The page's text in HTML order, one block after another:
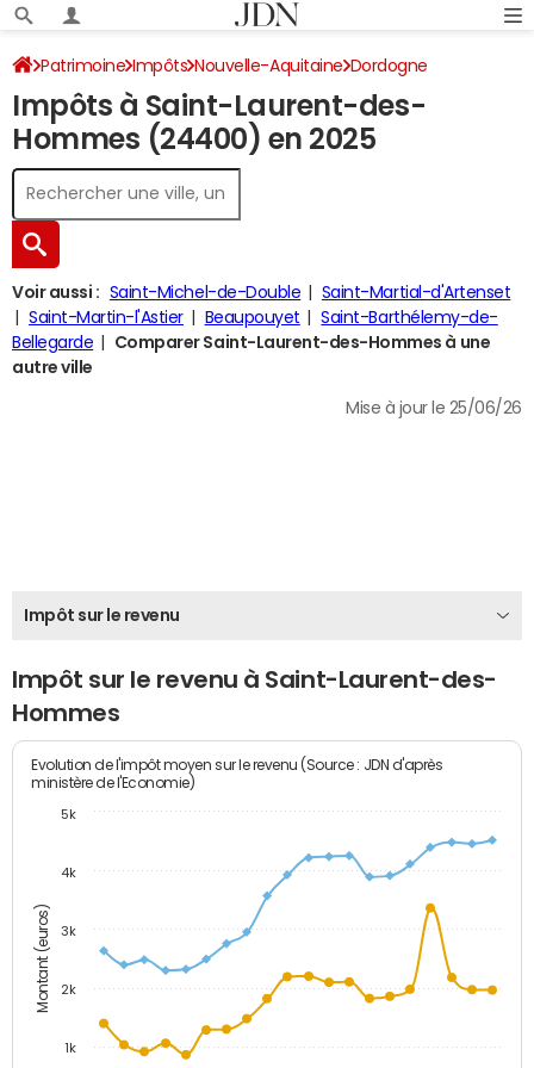
Patrimoine Impôts Nouvelle-Aquitaine Dordogne
Saint-Laurent-des-Hommes Impôt sur le revenu
Impôts à Saint-Laurent-des-
Hommes (24400) en 2025
Voir aussi : Saint-Michel-de-Double
Saint-Martial-d'Artenset
Saint-Martin-l'Astier
Beaupouyet
Saint-Barthélemy-de-
Bellegarde
Comparer Saint-Laurent-des-Hommes à une
autre ville
Mise à jour le 25/06/26
Impôt sur le revenu
Impôt sur le revenu à Saint-Laurent-des-
Hommes
Montant (euros)
Evolution de l'impôt moyen sur le revenu (Source : JDN d'après
ministère de l'Economie)
1k
2k
3k
4k
5k